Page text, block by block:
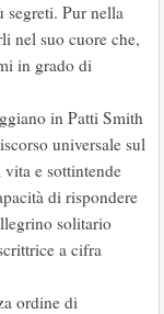
segreti. Pur nella
nel suo cuore che,
in grado di
in Patti Smith
universale sul
e sottintende
di rispondere
solitario
a cifra
ordine di